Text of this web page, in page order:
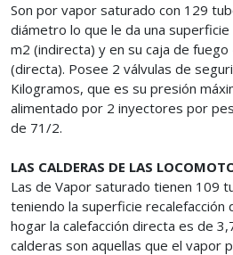
Son por vapor saturado con 129
diámetro lo que le da una
m2 (indirecta) y en su caja de fuego
(directa). Posee 2 válvulas de
Kilogramos, que es su presión
alimentado por 2 inyectores por
de 71/2.
LAS CALDERAS DE LAS
Las de Vapor saturado tienen 109
teniendo la superficie recalefacción
hogar la calefacción directa es de
calderas son aquellas que el vapor